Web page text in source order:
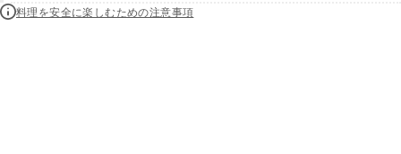
料理を安全に楽しむための注意事項